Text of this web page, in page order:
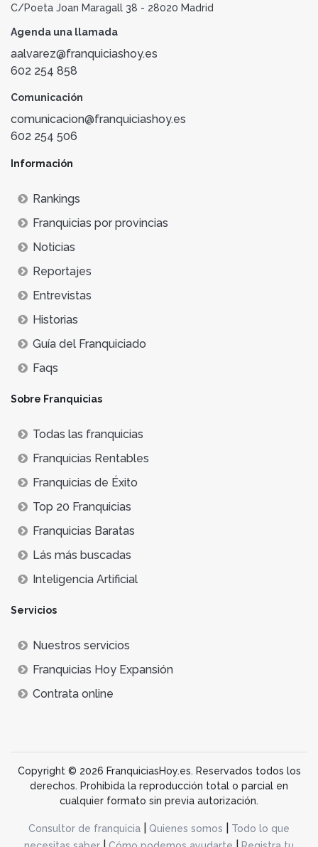
C/Poeta Joan Maragall 38 - 28020 Madrid
Agenda una llamada
aalvarez@franquiciashoy.es
602 254 858
Comunicación
comunicacion@franquiciashoy.es
602 254 506
Información
Rankings
Franquicias por provincias
Noticias
Reportajes
Entrevistas
Historias
Guía del Franquiciado
Faqs
Sobre Franquicias
Todas las franquicias
Franquicias Rentables
Franquicias de Éxito
Top 20 Franquicias
Franquicias Baratas
Lás más buscadas
Inteligencia Artificial
Servicios
Nuestros servicios
Franquicias Hoy Expansión
Contrata online
Copyright © 2026 FranquiciasHoy.es. Reservados todos los
derechos. Prohibida la reproducción total o parcial en
cualquier formato sin previa autorización.
Consultor de franquicia Quienes somos
Todo lo que